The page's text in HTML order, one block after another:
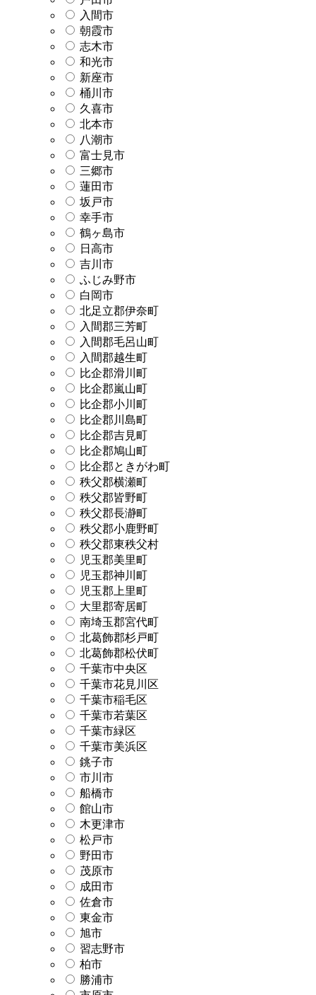
入間市
朝霞市
志木市
和光市
新座市
桶川市
久喜市
北本市
八潮市
富士見市
三郷市
蓮田市
坂戸市
幸手市
鶴ヶ島市
日高市
吉川市
ふじみ野市
白岡市
北足立郡伊奈町
入間郡三芳町
入間郡毛呂山町
入間郡越生町
比企郡滑川町
比企郡嵐山町
比企郡小川町
比企郡川島町
比企郡吉見町
比企郡鳩山町
比企郡ときがわ町
秩父郡横瀬町
秩父郡皆野町
秩父郡長瀞町
秩父郡小鹿野町
秩父郡東秩父村
児玉郡美里町
児玉郡神川町
児玉郡上里町
大里郡寄居町
南埼玉郡宮代町
北葛飾郡杉戸町
北葛飾郡松伏町
千葉市中央区
千葉市花見川区
千葉市稲毛区
千葉市若葉区
千葉市緑区
千葉市美浜区
銚子市
市川市
船橋市
館山市
木更津市
松戸市
野田市
茂原市
成田市
佐倉市
東金市
旭市
習志野市
柏市
勝浦市